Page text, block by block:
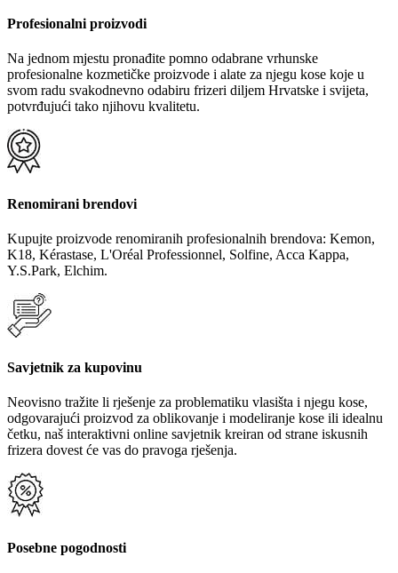
Profesionalni proizvodi
Na jednom mjestu pronađite pomno odabrane vrhunske
profesionalne kozmetičke proizvode i alate za njegu kose koje u
svom radu svakodnevno odabiru frizeri diljem Hrvatske i svijeta,
potvrđujući tako njihovu kvalitetu.
Renomirani brendovi
Kupujte proizvode renomiranih profesionalnih brendova: Kemon,
K18, Kérastase, L'Oréal Professionnel, Solfine, Acca Kappa,
Y.S.Park, Elchim.
Savjetnik za kupovinu
Neovisno tražite li rješenje za problematiku vlasišta i njegu kose,
odgovarajući proizvod za oblikovanje i modeliranje kose ili idealnu
četku, naš interaktivni online savjetnik kreiran od strane iskusnih
frizera dovest će vas do pravoga rješenja.
Posebne pogodnosti